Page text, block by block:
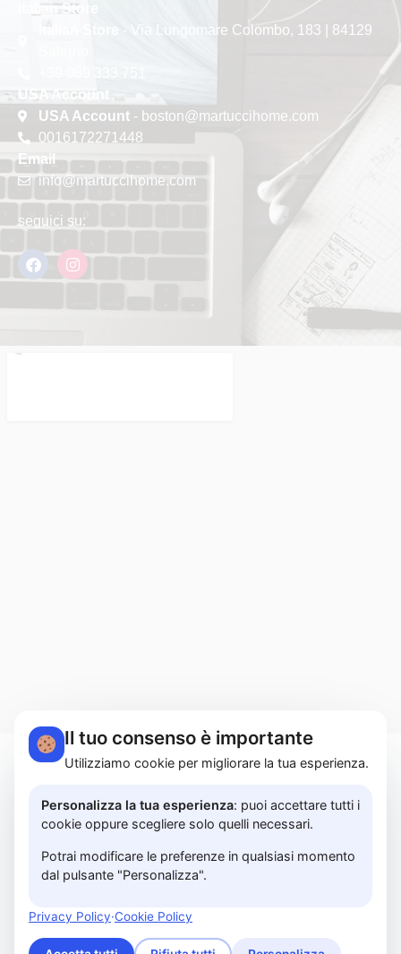
Italian Store
Italian Store
- Via Lungomare Colombo, 183 | 84129
USA Account
USA Account- boston@martuccihome.com
0016172271448
Email
info@martuccihome.com
seguici su:
183A - 84129 Salerno | P.I. 05614850658 |
© 2026 www.martuccihome.com —
Il tuo consenso è importante
Utilizziamo cookie per migliorare la tua esperienza.
Personalizza la tua esperienza: puoi accettare tutti i
cookie oppure scegliere solo quelli necessari.
Potrai modificare le preferenze in qualsiasi momento
dal pulsante "Personalizza".
Privacy Policy·Cookie Policy